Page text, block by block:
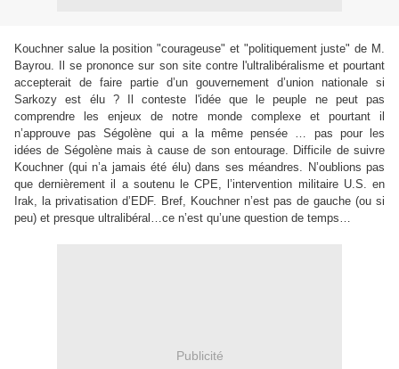
Kouchner salue la position "courageuse" et "politiquement juste" de M.
Bayrou. Il se prononce sur son site contre l'ultralibéralisme et pourtant
accepterait de faire partie d’un gouvernement d’union nationale si
Sarkozy est élu ? Il conteste l'idée que le peuple ne peut pas
comprendre les enjeux de notre monde complexe et pourtant il
n’approuve pas Ségolène qui a la même pensée … pas pour les
idées de Ségolène mais à cause de son entourage. Difficile de suivre
Kouchner (qui n’a jamais été élu) dans ses méandres. N’oublions pas
que dernièrement il a soutenu le CPE, l’intervention militaire U.S. en
Irak, la privatisation d’EDF. Bref, Kouchner n’est pas de gauche (ou si
peu) et presque ultralibéral…ce n’est qu’une question de temps…
Publicité